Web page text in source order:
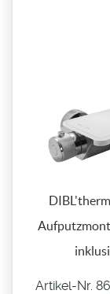
Artikel-Nr.